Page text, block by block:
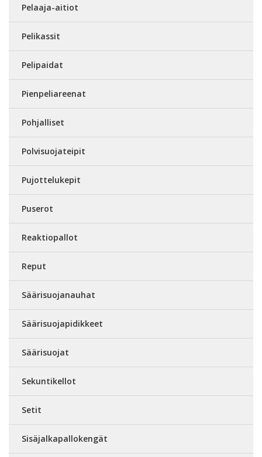
Pelaaja-aitiot
Pelikassit
Pelipaidat
Pienpeliareenat
Pohjalliset
Polvisuojateipit
Pujottelukepit
Puserot
Reaktiopallot
Reput
Säärisuojanauhat
Säärisuojapidikkeet
Säärisuojat
Sekuntikellot
Setit
Sisäjalkapallokengät